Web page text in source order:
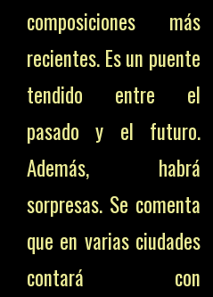
composiciones más
recientes. Es un puente
tendido entre el
pasado y el futuro.
Además, habrá
sorpresas. Se comenta
que en varias ciudades
contará con